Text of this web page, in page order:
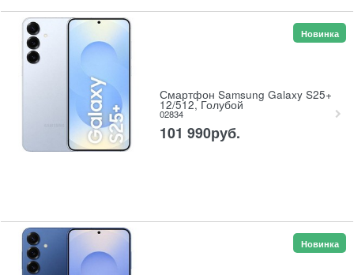
Смартфон Samsung Galaxy S25+
12/512, Голубой
02834
101 990руб.
Новинка
Новинка